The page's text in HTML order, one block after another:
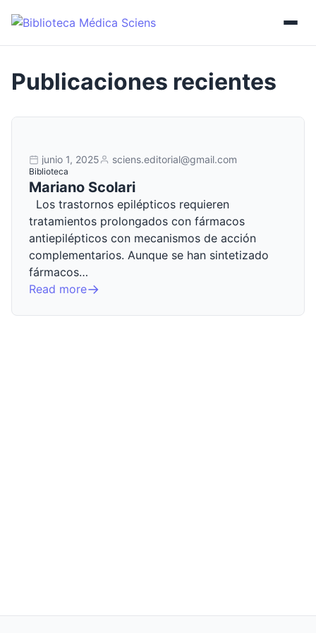
junio 1, 2025 sciens.editorial@gmail.com
Biblioteca
Mariano Scolari
Los trastornos epilépticos requieren
tratamientos prolongados con fármacos
antiepilépticos con mecanismos de acción
complementarios. Aunque se han sintetizado
fármacos…
Read more